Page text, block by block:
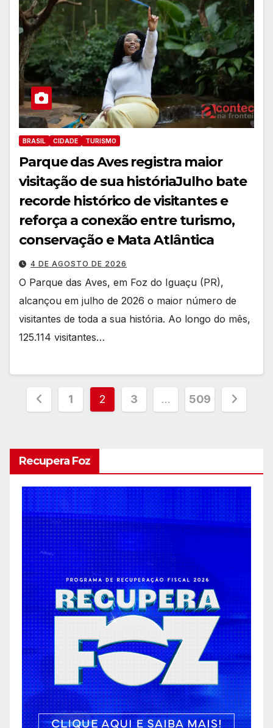
BRASIL CIDADE TURISMO
Parque das Aves registra maior
visitação de sua históriaJulho bate
recorde histórico de visitantes e
reforça a conexão entre turismo,
conservação e Mata Atlântica
4 DE AGOSTO DE 2026
O Parque das Aves, em Foz do Iguaçu (PR),
alcançou em julho de 2026 o maior número de
visitantes de toda a sua história. Ao longo do mês,
125.114 visitantes…
Paginação
conteúdos
1 2 3 … 509
Recupera Foz